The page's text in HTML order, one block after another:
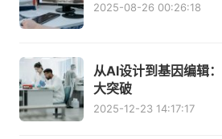
2025-08-26 00:26:18
从AI设计到基因编辑
大突破
2025-12-23 14:17:17